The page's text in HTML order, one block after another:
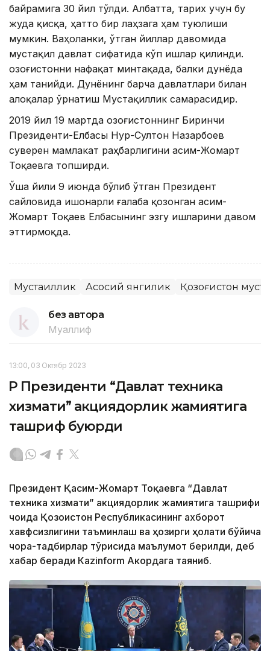
байрамига 30 йил тўлди. Aлбатта, тарих учун бу
жуда қисқа, ҳатто бир лаҳзага ҳам туюлиши
мумкин. Ваҳоланки, ўтган йиллар давомида
мустақил давлат сифатида кўп ишлар қилинди.
Қозоғистонни нафақат минтақада, балки дунёда
ҳам танийди. Дунёнинг барча давлатлари билан
алоқалар ўрнатиш Мустақиллик самарасидир.
2019 йил 19 мартда Қозоғистоннинг Биринчи
Президенти-Елбасы Нур-Султон Назарбоев
суверен мамлакат раҳбарлигини Қасим-Жомарт
Тоқаевга топширди.
Ўша йили 9 июнда бўлиб ўтган Президент
сайловида ишонарли ғалаба қозонган Қасим-
Жомарт Тоқаев Елбасынинг эзгу ишларини давом
эттирмоқда.
Мустақиллик Асосий янгилик Қозоғистон
без автора
Муаллиф
13:00, 03 Октябр 2023
ҚР Президенти “Давлат техника
хизмати” акциядорлик жамиятига
ташриф буюрди
Президент Қасим-Жомарт Тоқаевга “Давлат
техника хизмати” акциядорлик жамиятига ташрифи
чоғида Қозоғистон Республикасининг ахборот
хавфсизлигини таъминлаш ва ҳозирги ҳолати бўйича
чора-тадбирлар тўғрисида маълумот берилди, деб
хабар беради Каzinform Акордага таяниб.